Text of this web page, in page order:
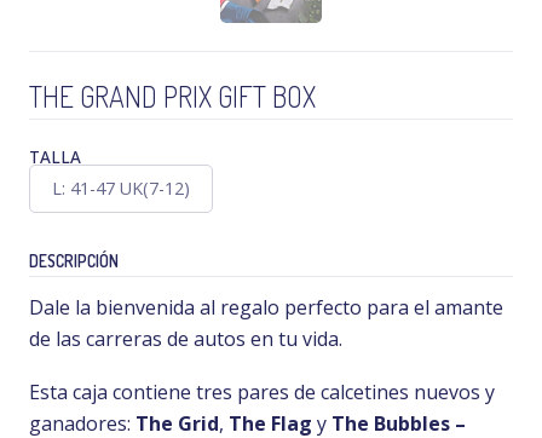
THE GRAND PRIX GIFT BOX
TALLA
L: 41-47 UK(7-12)
DESCRIPCIÓN
Dale la bienvenida al regalo perfecto para el amante
de las carreras de autos en tu vida.
Esta caja contiene tres pares de calcetines nuevos y
ganadores: The Grid, The Flag y The Bubbles –